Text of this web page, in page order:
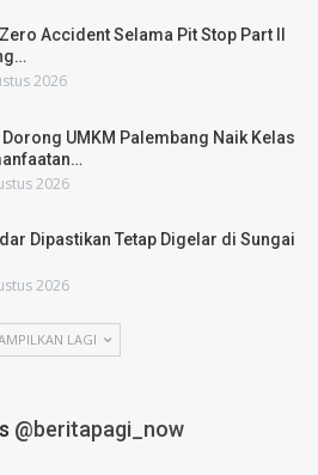
Accident Selama Pit Stop Part II
2026
Dorong UMKM Palembang Naik Kelas
2026
Dipastikan Tetap Digelar di Sungai
2026
LAGI
@beritapagi_now